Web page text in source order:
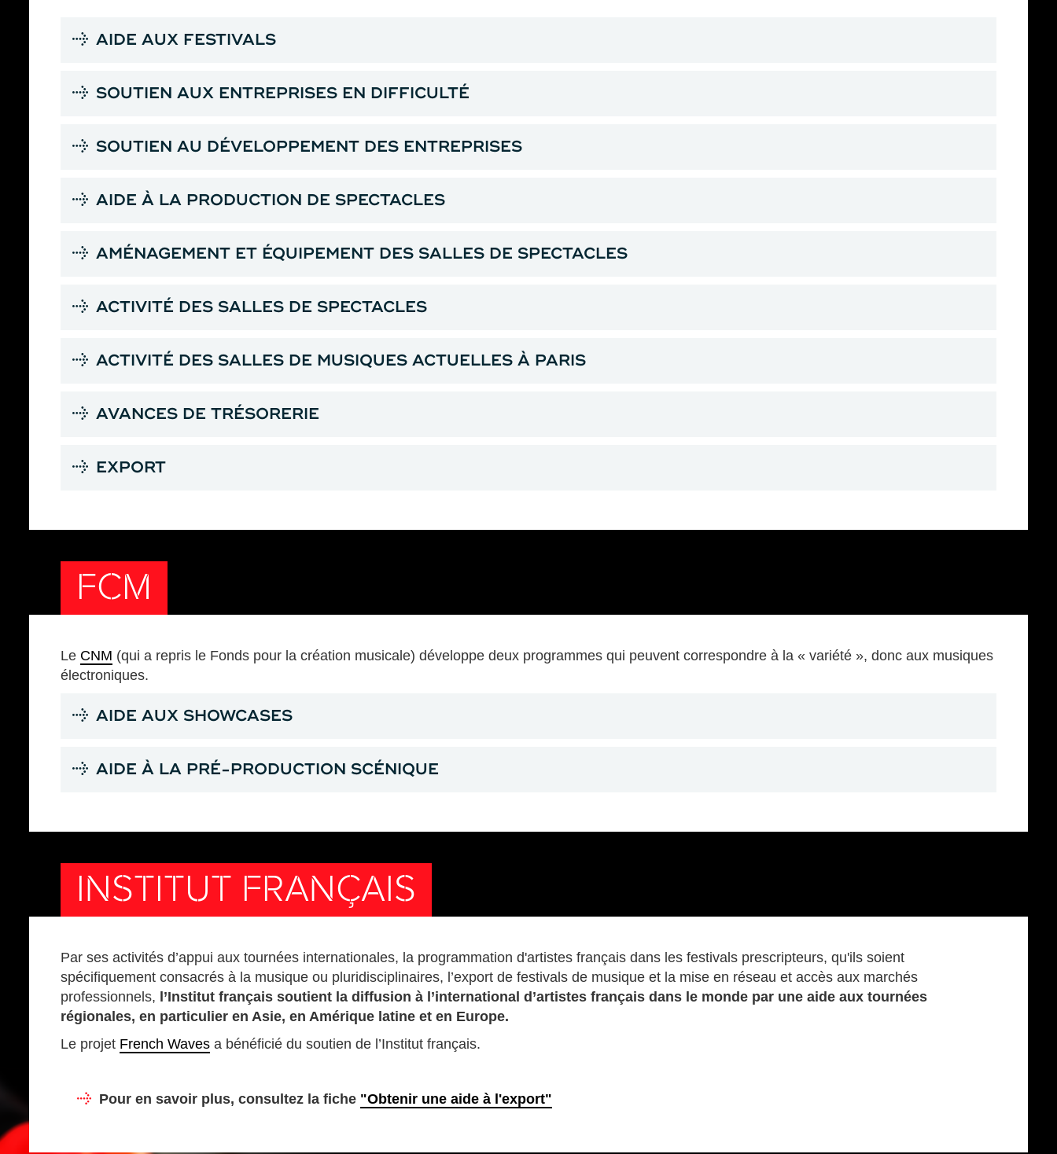
AIDE AUX FESTIVALS
SOUTIEN AUX ENTREPRISES EN DIFFICULTÉ
SOUTIEN AU DÉVELOPPEMENT DES ENTREPRISES
AIDE À LA PRODUCTION DE SPECTACLES
AMÉNAGEMENT ET ÉQUIPEMENT DES SALLES DE SPECTACLES
ACTIVITÉ DES SALLES DE SPECTACLES
ACTIVITÉ DES SALLES DE MUSIQUES ACTUELLES À PARIS
AVANCES DE TRÉSORERIE
EXPORT
FCM
Le CNM (qui a repris le Fonds pour la création musicale) développe deux programmes qui peuvent correspondre à la « variété », donc aux musiques
électroniques.
AIDE AUX SHOWCASES
AIDE À LA PRÉ-PRODUCTION SCÉNIQUE
INSTITUT FRANÇAIS
Par ses activités d’appui aux tournées internationales, la programmation d'artistes français dans les festivals prescripteurs, qu'ils soient
spécifiquement consacrés à la musique ou pluridisciplinaires, l’export de festivals de musique et la mise en réseau et accès aux marchés
professionnels, l’Institut français soutient la diffusion à l’international d’artistes français dans le monde par une aide aux tournées
régionales, en particulier en Asie, en Amérique latine et en Europe.
Le projet French Waves a bénéficié du soutien de l’Institut français.
Pour en savoir plus, consultez la fiche "Obtenir une aide à l'export"